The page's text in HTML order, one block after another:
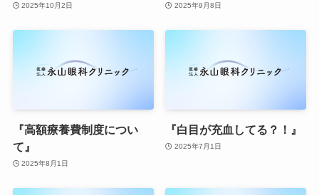
2025年10月2日 2025年9月8日
『高額療養費制度につい
て』
2025年8月1日
『白目が充血してる？！』
2025年7月1日